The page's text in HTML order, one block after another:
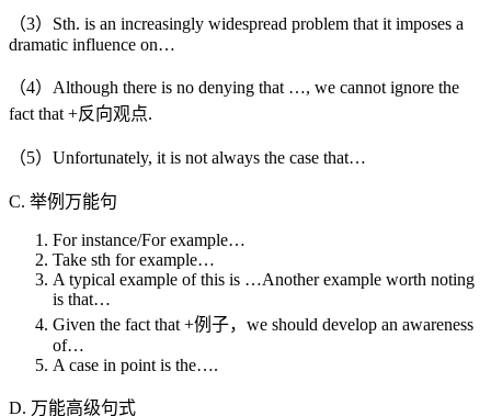
（3）Sth. is an increasingly widespread problem that it imposes a
dramatic influence on…
（4）Although there is no denying that …, we cannot ignore the
fact that +反向观点.
（5）Unfortunately, it is not always the case that…
C. 举例万能句
For instance/For example…
Take sth for example…
A typical example of this is …Another example worth noting
is that…
Given the fact that +例子，we should develop an awareness
of…
A case in point is the….
D. 万能高级句式